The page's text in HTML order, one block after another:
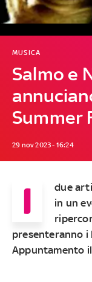
Salmo e
Summer
MUSICA
29 nov 2023 - 16:24
I
due
in un
presenteranno i
Appuntamento